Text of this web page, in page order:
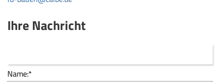
Ihre Nachricht
Name:*